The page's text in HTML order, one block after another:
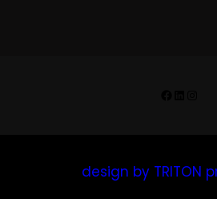
design by TRITON